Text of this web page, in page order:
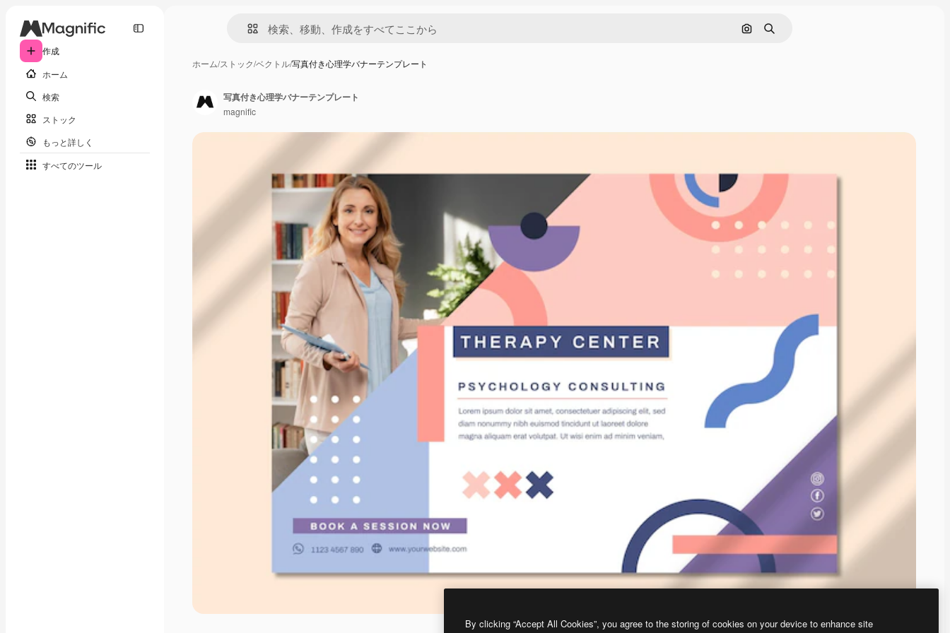
作成
ホーム
検索
ストック
もっと詳しく
すべてのツール
画像で検索
検索
ホーム/ストック/ベクトル/写真付き心理学バナーテンプレート
写真付き心理学バナーテンプレート
magnific
By clicking “Accept All Cookies”, you agree to the storing of cookies on your device to enhance site